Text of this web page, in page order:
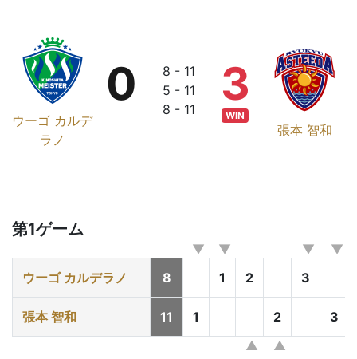
ウーゴ カルデ
ラノ
0
8 - 11
5 - 11
8 - 11
張本 智和
3
WIN
第1ゲーム
ウーゴ カルデラノ 8 1 2 3
張本 智和 11 1 2 3